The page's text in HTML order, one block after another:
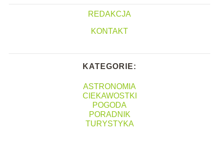
REDAKCJA
KONTAKT
KATEGORIE:
ASTRONOMIA
CIEKAWOSTKI
POGODA
PORADNIK
TURYSTYKA